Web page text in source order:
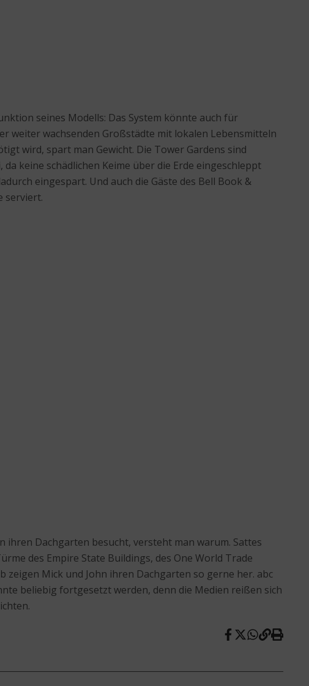
seines Modells: Das System könnte auch für
weiter wachsenden Großstädte mit lokalen Lebensmitteln
wird, spart man Gewicht. Die Tower Gardens sind
keine schädlichen Keime über die Erde eingeschleppt
eingespart. Und auch die Gäste des Bell Book &
serviert.
ihren Dachgarten besucht, versteht man warum. Sattes
des Empire State Buildings, des One World Trade
zeigen Mick und John ihren Dachgarten so gerne her. abc
beliebig fortgesetzt werden, denn die Medien reißen sich